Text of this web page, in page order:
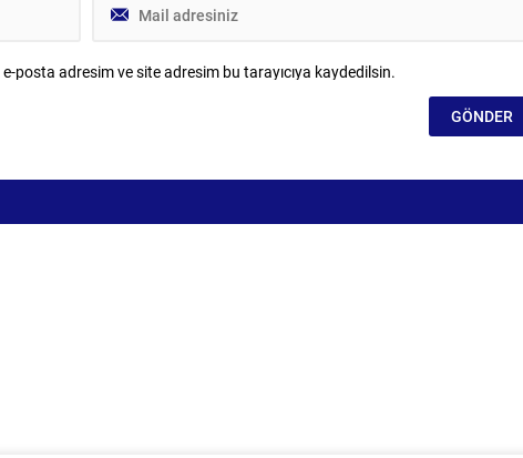
posta adresim ve site adresim bu tarayıcıya kaydedilsin.